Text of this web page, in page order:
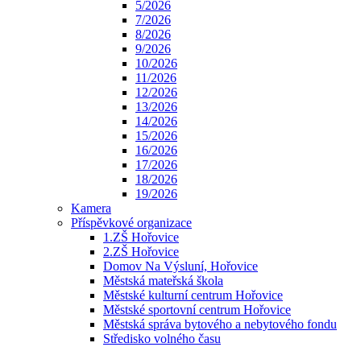
5/2026
7/2026
8/2026
9/2026
10/2026
11/2026
12/2026
13/2026
14/2026
15/2026
16/2026
17/2026
18/2026
19/2026
Kamera
Příspěvkové organizace
1.ZŠ Hořovice
2.ZŠ Hořovice
Domov Na Výsluní, Hořovice
Městská mateřská škola
Městské kulturní centrum Hořovice
Městské sportovní centrum Hořovice
Městská správa bytového a nebytového fondu
Středisko volného času